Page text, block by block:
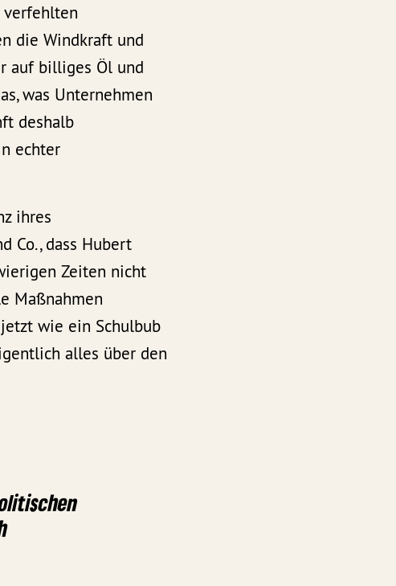
verfehlten
die Windkraft und
auf billiges Öl und
was Unternehmen
deshalb
echter
ihres
Co., dass Hubert
Zeiten nicht
Maßnahmen
wie ein Schulbub
alles über den